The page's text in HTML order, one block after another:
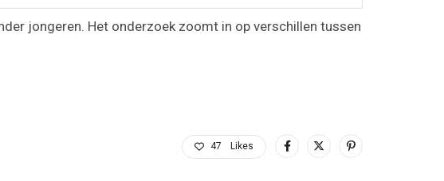
jongeren. Het onderzoek zoomt in op verschillen tussen
47 Likes